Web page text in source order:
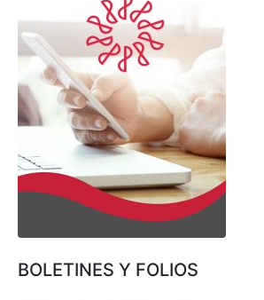
BOLETINES Y FOLIOS